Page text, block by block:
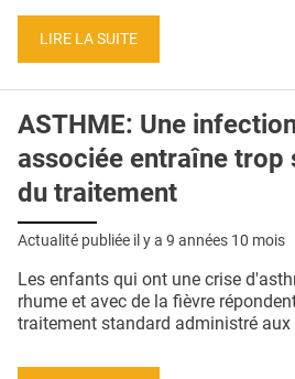
LIRE LA SUITE
ASTHME: Une
associée entraîne trop
du traitement
Actualité publiée il y a 9 années 10 mois
Les enfants qui ont une crise
rhume et avec de la fièvre
traitement standard administré aux